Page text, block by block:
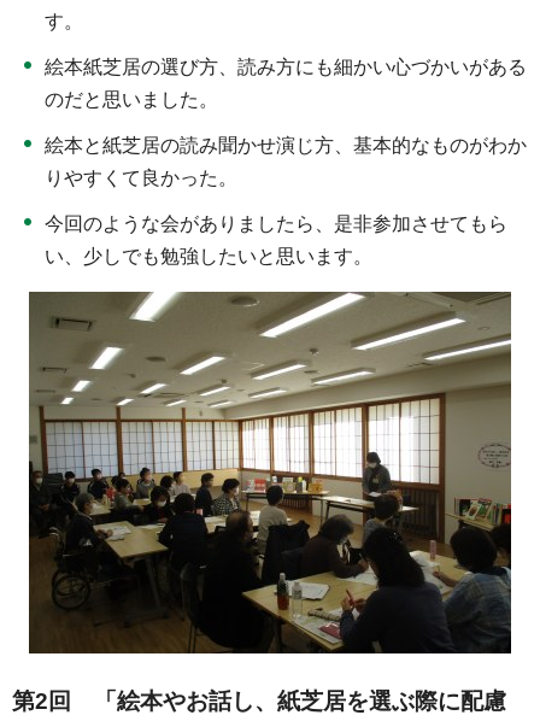
す。
絵本紙芝居の選び方、読み方にも細かい心づかいがある
のだと思いました。
絵本と紙芝居の読み聞かせ演じ方、基本的なものがわか
りやすくて良かった。
今回のような会がありましたら、是非参加させてもら
い、少しでも勉強したいと思います。
第2回 「絵本やお話し、紙芝居を選ぶ際に配慮